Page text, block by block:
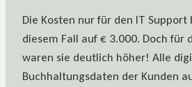
Die Kosten nur für den IT Support
diesem Fall auf € 3.000. Doch für
waren sie deutlich höher! Alle
Buchhaltungsdaten der Kunden